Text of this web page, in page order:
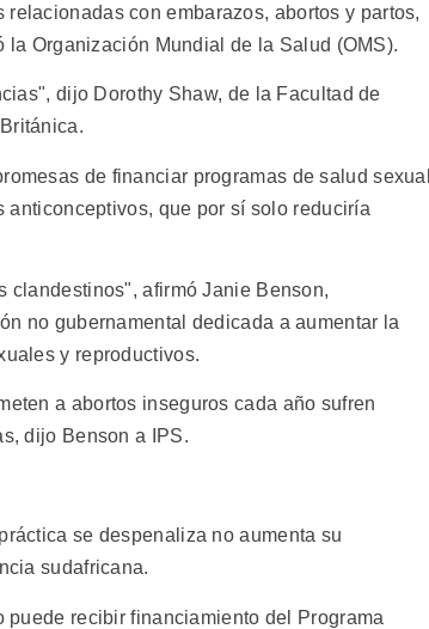
con embarazos, abortos y partos,
Organización Mundial de la Salud (OMS).
dijo Dorothy Shaw, de la Facultad de
de financiar programas de salud
que por sí solo reduciría
clandestinos", afirmó Janie Benson,
no gubernamental dedicada a aumentar la
y reproductivos.
a abortos inseguros cada año sufren
dijo Benson a IPS.
se despenaliza no aumenta su
sudafricana.
recibir financiamiento del Programa